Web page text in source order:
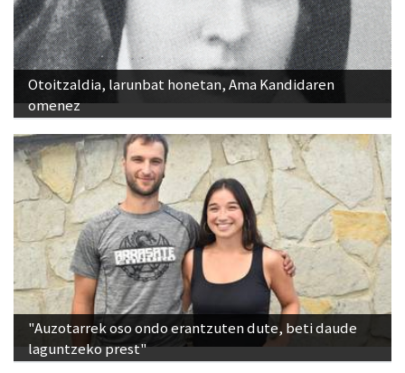
Otoitzaldia, larunbat honetan, Ama Kandidaren
omenez
"Auzotarrek oso ondo erantzuten dute, beti daude
laguntzeko prest"